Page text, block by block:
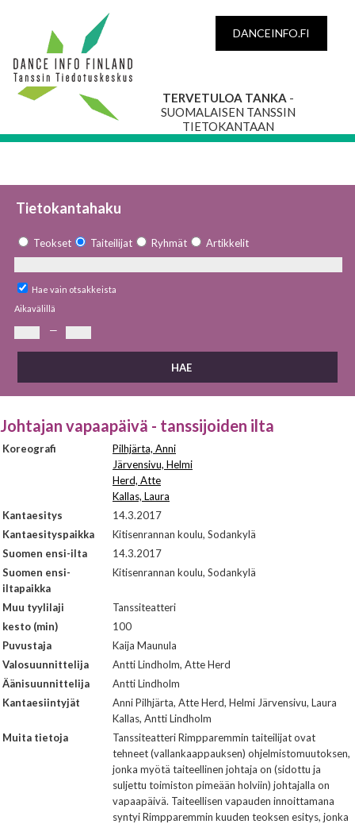
DANCEINFO.FI
TERVETULOA TANKA -
SUOMALAISEN TANSSIN
TIETOKANTAAN
Tietokantahaku
Teokset Taiteilijat Ryhmät Artikkelit
Hae vain otsakkeista
Aikavälillä
—
Johtajan vapaapäivä - tanssijoiden ilta
Koreografi
Pilhjärta, Anni
Järvensivu, Helmi
Herd, Atte
Kallas, Laura
Kantaesitys
14.3.2017
Kantaesityspaikka
Kitisenrannan koulu, Sodankylä
Suomen ensi-ilta
14.3.2017
Suomen ensi-
iltapaikka
Kitisenrannan koulu, Sodankylä
Muu tyylilaji
Tanssiteatteri
kesto (min)
100
Puvustaja
Kaija Maunula
Valosuunnittelija
Antti Lindholm, Atte Herd
Äänisuunnittelija
Antti Lindholm
Kantaesiintyjät
Anni Pilhjärta, Atte Herd, Helmi Järvensivu, Laura
Kallas, Antti Lindholm
Muita tietoja
Tanssiteatteri Rimpparemmin taiteilijat ovat
tehneet (vallankaappauksen) ohjelmistomuutoksen,
jonka myötä taiteellinen johtaja on (sidottu ja
suljettu toimiston pimeään holviin) johtajalla on
vapaapäivä. Taiteellisen vapauden innoittamana
syntyi Rimpparemmin kuuden teoksen esitys, jonka